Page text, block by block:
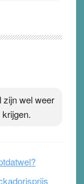
te verlagen
zo’n
meer
zijn wel weer